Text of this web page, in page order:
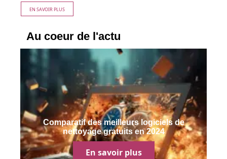
EN SAVOIR PLUS
Au coeur de l'actu
Comparatif des meilleurs logiciels de
nettoyage gratuits en 2024
En savoir plus